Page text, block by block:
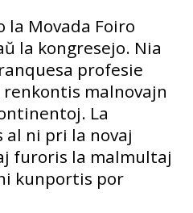
la Movada Foiro
la kongresejo. Nia
profesie
malnovajn
La
ni pri la novaj
furoris la malmultaj
kunportis por